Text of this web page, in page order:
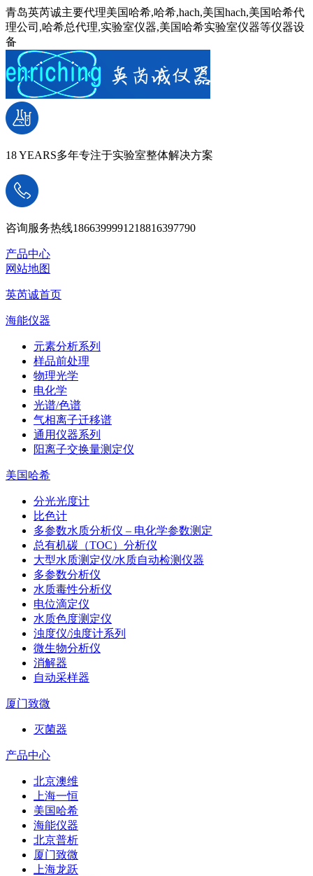
青岛英芮诚主要代理美国哈希,哈希,hach,美国hach,美国哈希代
理公司,哈希总代理,实验室仪器,美国哈希实验室仪器等仪器设
备
18 YEARS多年专注于实验室整体解决方案
咨询服务热线1866399991218816397790
产品中心
网站地图
英芮诚首页
海能仪器
元素分析系列
样品前处理
物理光学
电化学
光谱/色谱
气相离子迁移谱
通用仪器系列
阳离子交换量测定仪
美国哈希
分光光度计
比色计
多参数水质分析仪 – 电化学参数测定
总有机碳（TOC）分析仪
大型水质测定仪/水质自动检测仪器
多参数分析仪
水质毒性分析仪
电位滴定仪
水质色度测定仪
浊度仪/浊度计系列
微生物分析仪
消解器
自动采样器
厦门致微
灭菌器
产品中心
北京澳维
上海一恒
美国哈希
海能仪器
北京普析
厦门致微
上海龙跃